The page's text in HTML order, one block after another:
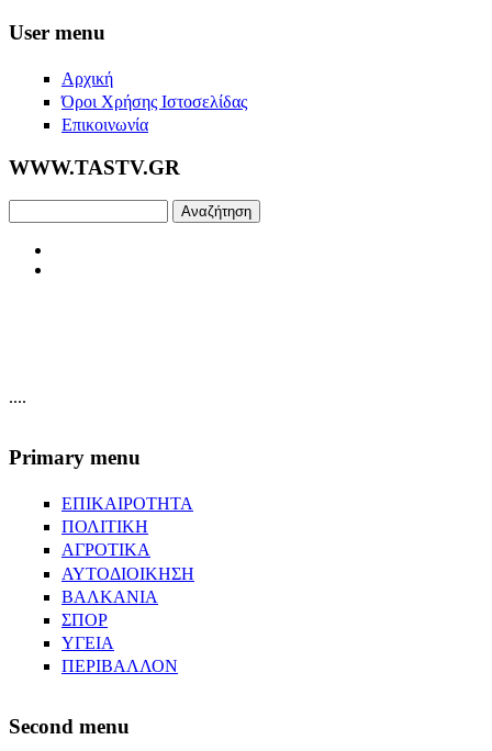
Skip to main content
User menu
Αρχική
Όροι Χρήσης Ιστοσελίδας
Επικοινωνία
WWW.TASTV.GR
....
Primary menu
ΕΠΙΚΑΙΡΟΤΗΤΑ
ΠΟΛΙΤΙΚΗ
ΑΓΡΟΤΙΚΑ
ΑΥΤΟΔΙΟΙΚΗΣΗ
ΒΑΛΚΑΝΙΑ
ΣΠΟΡ
ΥΓΕΙΑ
ΠΕΡΙΒΑΛΛΟΝ
Second menu